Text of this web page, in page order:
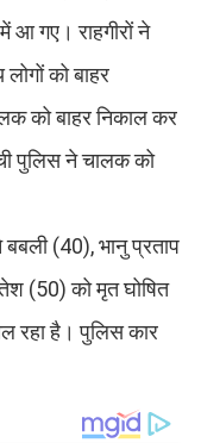
आ गए। राहगीरों ने
को बाहर
को बाहर निकाल कर
पुलिस ने चालक को
(40), भानु प्रताप
(50) को मृत घोषित
रहा है। पुलिस कार